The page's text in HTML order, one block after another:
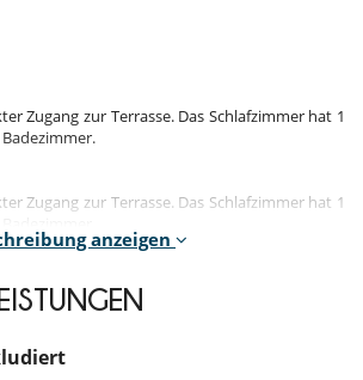
Zugang zur Terrasse. Das Schlafzimmer hat 1
Zugang zur Terrasse. Das Schlafzimmer hat 1
Zugang zur Terrasse. Das Schlafzimmer hat 1
Zugang zur Terrasse. Das Schlafzimmer hat 1
anzeigen